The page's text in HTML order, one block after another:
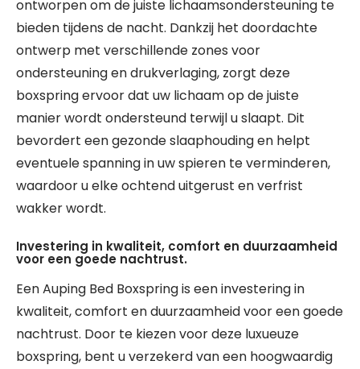
ontworpen om de juiste lichaamsondersteuning te
bieden tijdens de nacht. Dankzij het doordachte
ontwerp met verschillende zones voor
ondersteuning en drukverlaging, zorgt deze
boxspring ervoor dat uw lichaam op de juiste
manier wordt ondersteund terwijl u slaapt. Dit
bevordert een gezonde slaaphouding en helpt
eventuele spanning in uw spieren te verminderen,
waardoor u elke ochtend uitgerust en verfrist
wakker wordt.
Investering in kwaliteit, comfort en duurzaamheid
voor een goede nachtrust.
Een Auping Bed Boxspring is een investering in
kwaliteit, comfort en duurzaamheid voor een goede
nachtrust. Door te kiezen voor deze luxueuze
boxspring, bent u verzekerd van een hoogwaardig